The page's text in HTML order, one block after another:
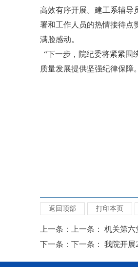
高效有序开展。建工系辅导
署和工作人员的热情接待点
满脸感动。
“下一步，院纪委将紧紧围
质量发展提供坚强纪律保障
返回顶部 打印本页
上一条：上一条： 机关第六
下一条：下一条： 我院开展